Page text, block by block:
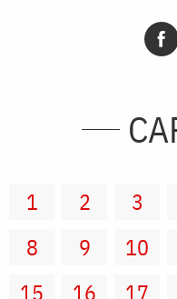
1 2 3
8
9 10
15
16 17